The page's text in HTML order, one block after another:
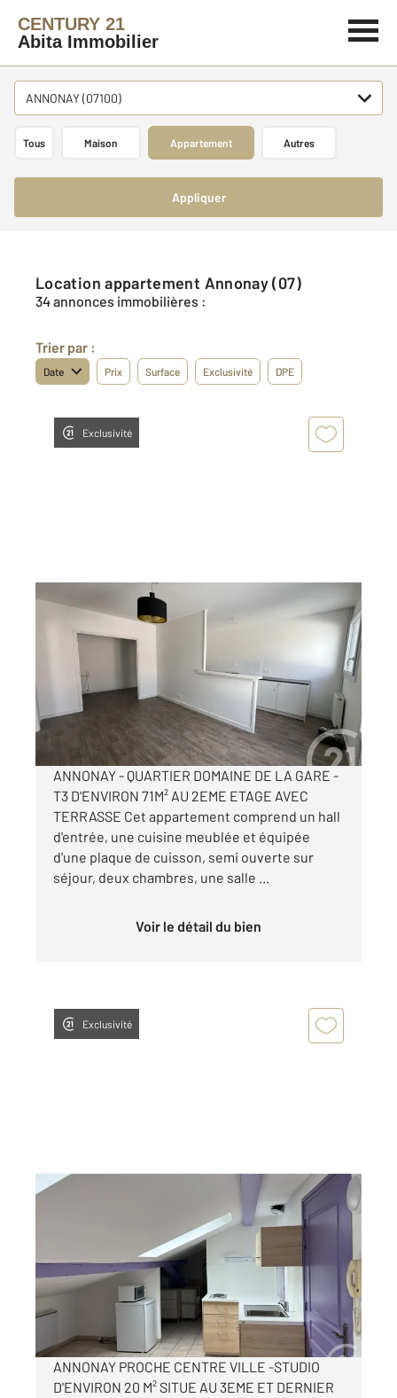
CENTURY 21
Abita Immobilier
ANNONAY (07100)
Tous Maison Appartement Autres
Appliquer
Location appartement Annonay (07)
34 annonces immobilières :
Trier par :
Date Prix Surface Exclusivité DPE
Exclusivité
ANNONAY 07
, 3 pièces
Ref : 5181
Appartement T3 à louer
740 €
par mois charges comprises
ANNONAY - QUARTIER DOMAINE DE LA GARE -
T3 D'ENVIRON 71M² AU 2EME ETAGE AVEC
TERRASSE Cet appartement comprend un hall
d'entrée, une cuisine meublée et équipée
d'une plaque de cuisson, semi ouverte sur
séjour, deux chambres, une salle ...
Voir le détail du bien
Exclusivité
Appartement Studio à louer
290 €
par mois charges comprises
ANNONAY PROCHE CENTRE VILLE -STUDIO
D'ENVIRON 20 M² SITUE AU 3EME ET DERNIER